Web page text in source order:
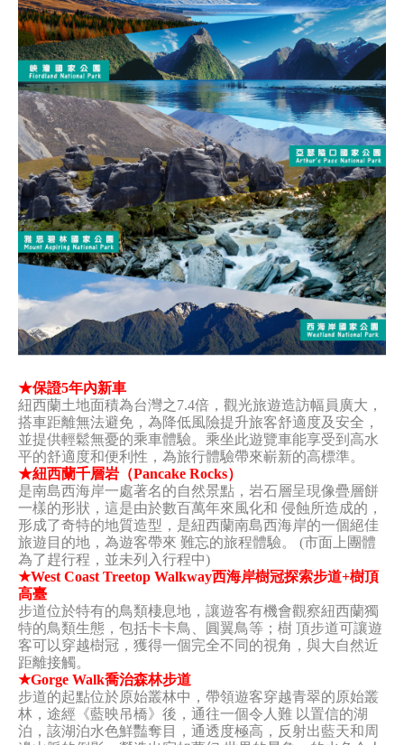
★保證5年內新車
紐西蘭土地面積為台灣之7.4倍，觀光旅遊造訪幅員廣大，
搭車距離無法避免，為降低風險提升旅客舒適度及安全，
並提供輕鬆無憂的乘車體驗。乘坐此遊覽車能享受到高水
平的舒適度和便利性，為旅行體驗帶來嶄新的高標準。
★紐西蘭千層岩（Pancake Rocks）
是南島西海岸一處著名的自然景點，岩石層呈現像疊層餅
一樣的形狀，這是由於數百萬年來風化和 侵蝕所造成的，
形成了奇特的地質造型，是紐西蘭南島西海岸的一個絕佳
旅遊目的地，為遊客帶來 難忘的旅程體驗。 (市面上團體
為了趕行程，並未列入行程中)
★West Coast Treetop Walkway西海岸樹冠探索步道+樹頂
高臺
步道位於特有的鳥類棲息地，讓遊客有機會觀察紐西蘭獨
特的鳥類生態，包括卡卡鳥、圓翼鳥等；樹 頂步道可讓遊
客可以穿越樹冠，獲得一個完全不同的視角，與大自然近
距離接觸。
★Gorge Walk喬治森林步道
步道的起點位於原始叢林中，帶領遊客穿越青翠的原始叢
林，途經《藍映吊橋》後，通往一個令人難 以置信的湖
泊，該湖泊水色鮮豔奪目，通透度極高，反射出藍天和周